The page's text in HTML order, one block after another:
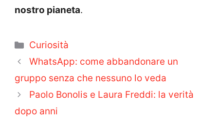
nostro pianeta.
Categorie
Curiosità
WhatsApp: come abbandonare un
gruppo senza che nessuno lo veda
Paolo Bonolis e Laura Freddi: la verità
dopo anni